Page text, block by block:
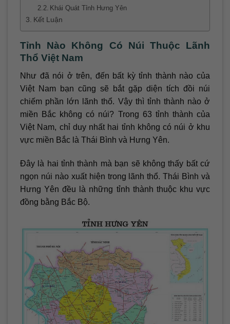
Khái Quát Tỉnh Hưng Yên
Kết Luận
Tỉnh Nào Không Có Núi Thuộc Lãnh
Thổ Việt Nam
Như đã nói ở trên, đến bất kỳ tỉnh thành nào của
Việt Nam bạn cũng sẽ bắt gặp diện tích đồi núi
chiếm phần lớn lãnh thổ. Vậy thì tỉnh thành nào ở
miền Bắc không có núi? Trong 63 tỉnh thành của
Việt Nam, chỉ duy nhất hai tỉnh không có núi ở khu
vực miền Bắc là Thái Bình và Hưng Yên.
Đây là hai tỉnh thành mà bạn sẽ không thấy bất cứ
ngọn núi nào xuất hiện trong lãnh thổ. Thái Bình và
Hưng Yên đều là những tỉnh thành thuộc khu vực
đồng bằng Bắc Bộ.